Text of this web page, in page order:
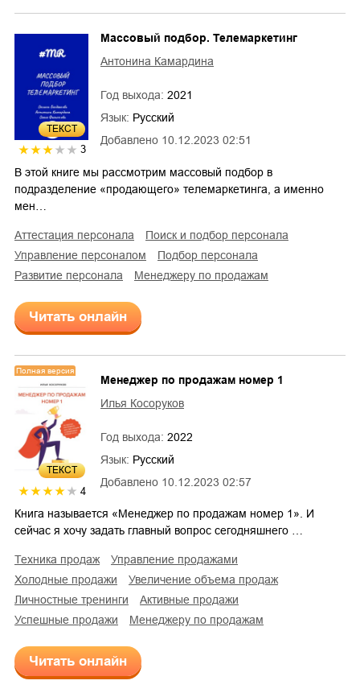
ТЕКСТ
3
Добавлено 10.12.2023 02:51
Массовый подбор. Телемаркетинг
Антонина Камардина
Год выхода: 2021
Язык: Русский
В этой книге мы рассмотрим массовый подбор в
подразделение «продающего» телемаркетинга, а именно
мен…
аттестация персонала
поиск и подбор персонала
управление персоналом
подбор персонала
развитие персонала
менеджеру по продажам
Читать онлайн
ТЕКСТ
Полная версия
4
Добавлено 10.12.2023 02:57
Менеджер по продажам номер 1
Илья Косоруков
Год выхода: 2022
Язык: Русский
Книга называется «Менеджер по продажам номер 1». И
сейчас я хочу задать главный вопрос сегодняшнего …
техника продаж
управление продажами
холодные продажи
увеличение объема продаж
личностные тренинги
активные продажи
успешные продажи
менеджеру по продажам
Читать онлайн